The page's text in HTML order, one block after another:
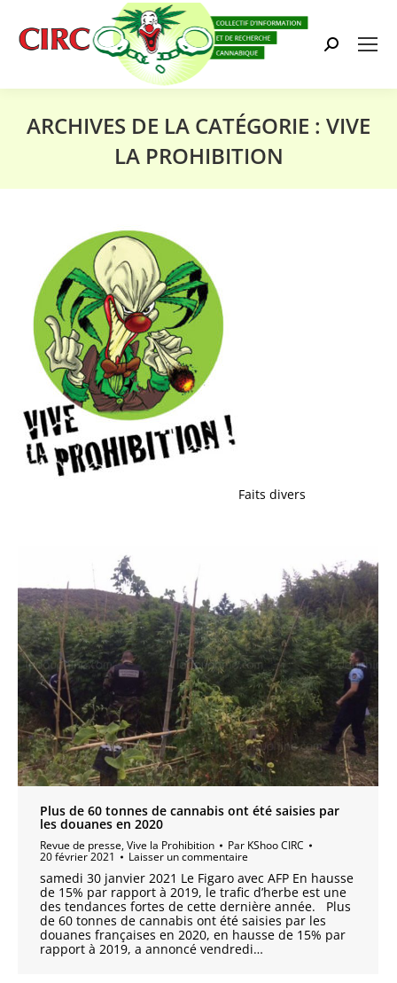
Search:
ARCHIVES DE LA CATÉGORIE : VIVE
LA PROHIBITION
Faits divers
Plus de 60 tonnes de cannabis ont été saisies par
les douanes en 2020
Revue de presse,Vive la Prohibition Par KShoo CIRC
20 février 2021 Laisser un commentaire
samedi 30 janvier 2021 Le Figaro avec AFP En hausse
de 15% par rapport à 2019, le trafic d’herbe est une
des tendances fortes de cette dernière année. Plus
de 60 tonnes de cannabis ont été saisies par les
douanes françaises en 2020, en hausse de 15% par
rapport à 2019, a annoncé vendredi…